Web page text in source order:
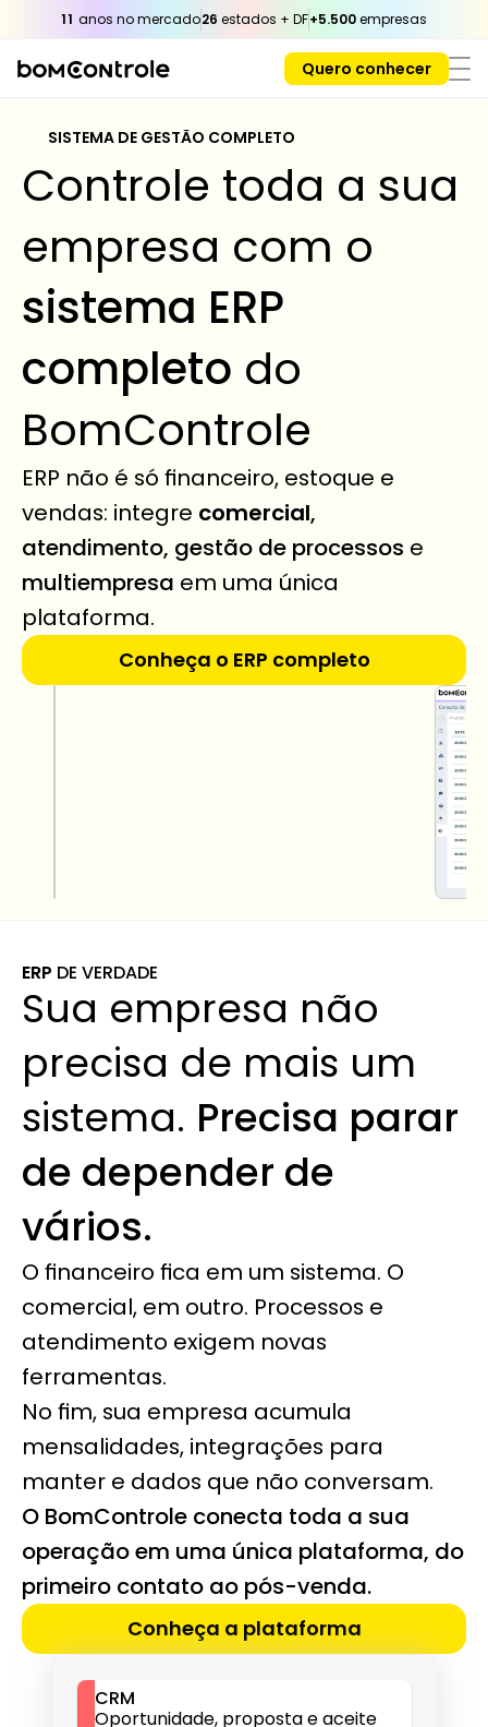
11 anos no mercado26 estados + DF+5.500 empresas
Quero conhecer
SISTEMA DE GESTÃO COMPLETO
Controle toda a sua
sistema ERP
completo do
BomControle
ERP não é só financeiro, estoque e
vendas: integre comercial,
atendimento, gestão de processos
multiempresa em uma única
plataforma.
Conheça o ERP completo
ERP DE VERDADE
Sua empresa não
precisa de mais um
sistema. Precisa parar
de depender de
vários.
O financeiro fica em um sistema. O
comercial, em outro. Processos e
atendimento exigem novas
ferramentas.
No fim, sua empresa acumula
mensalidades, integrações para
manter e dados que não conversam.
O BomControle conecta toda a sua
operação em uma única plataforma, do
primeiro contato ao pós-venda.
Conheça a plataforma
CRM
Oportunidade, proposta e aceite